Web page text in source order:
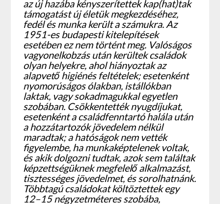
az új hazába kényszerítettek kap(hat)tak
támogatást új életük megkezdéséhez,
fedél és munka került a számukra. Az
1951-es budapesti kitelepítések
esetében ez nem történt meg. Valóságos
vagyonelkobzás után kerültek családok
olyan helyekre, ahol hiányoztak az
alapvető higiénés feltételek; esetenként
nyomorúságos ólakban, istállókban
laktak, vagy sokadmagukkal egyetlen
szobában. Csökkentették nyugdíjukat,
esetenként a családfenntartó halála után
a hozzátartozók jövedelem nélkül
maradtak; a hatóságok nem vették
figyelembe, ha munkaképtelenek voltak,
és akik dolgozni tudtak, azok sem találtak
képzettségüknek megfelelő alkalmazást,
tisztességes jövedelmet, és sorolhatnánk.
Többtagú családokat költöztettek egy
12–15 négyzetméteres szobába,